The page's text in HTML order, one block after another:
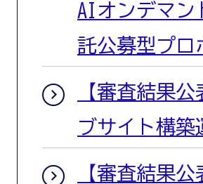
AIオンデマン
託公募型プロ
【審査結果
ブサイト構築
【審査結果